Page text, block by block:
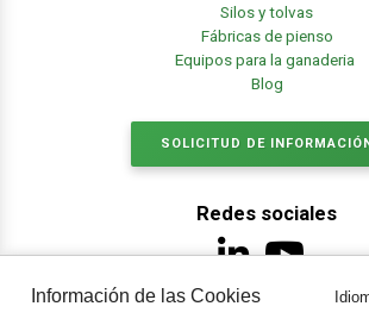
Silos y tolvas
Fábricas de pienso
Equipos para la ganaderia
Blog
SOLICITUD DE INFORMACIÓN
Redes sociales
Legal
Información de las Cookies